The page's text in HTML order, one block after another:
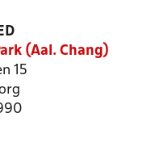
(Aal. Chang)
15